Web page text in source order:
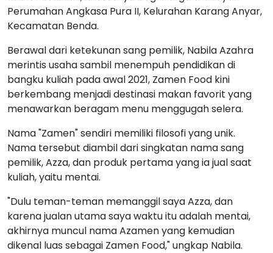
Perumahan Angkasa Pura II, Kelurahan Karang Anyar,
Kecamatan Benda.
Berawal dari ketekunan sang pemilik, Nabila Azahra
merintis usaha sambil menempuh pendidikan di
bangku kuliah pada awal 2021, Zamen Food kini
berkembang menjadi destinasi makan favorit yang
menawarkan beragam menu menggugah selera.
Nama "Zamen" sendiri memiliki filosofi yang unik.
Nama tersebut diambil dari singkatan nama sang
pemilik, Azza, dan produk pertama yang ia jual saat
kuliah, yaitu mentai.
"Dulu teman-teman memanggil saya Azza, dan
karena jualan utama saya waktu itu adalah mentai,
akhirnya muncul nama Azamen yang kemudian
dikenal luas sebagai Zamen Food," ungkap Nabila.